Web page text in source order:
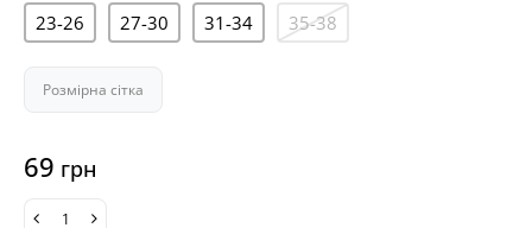
23-26 27-30 31-34 35-38
Розмірна сітка
69 грн